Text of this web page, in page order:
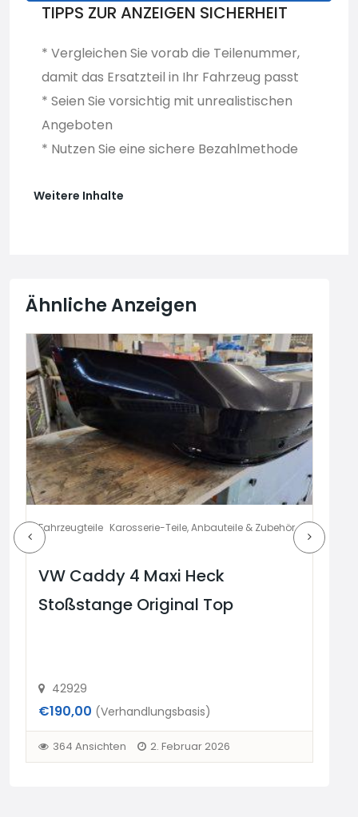
TIPPS ZUR ANZEIGEN SICHERHEIT
* Vergleichen Sie vorab die Teilenummer,
damit das Ersatzteil in Ihr Fahrzeug passt
* Seien Sie vorsichtig mit unrealistischen
Angeboten
* Nutzen Sie eine sichere Bezahlmethode
Weitere Inhalte
Ähnliche Anzeigen
Fahrzeugteile Karosserie-Teile, Anbauteile & Zubehör
VW Caddy 4 Maxi Heck
Stoßstange Original Top
42929
€190,00 (Verhandlungsbasis)
364 Ansichten 2. Februar 2026